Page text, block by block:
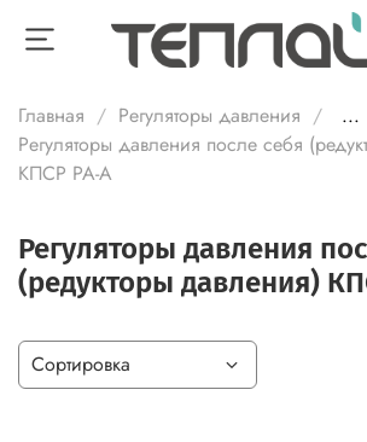
Главная Регуляторы давления
...
Регуляторы давления после себя
КПСР РА-А
Регуляторы давления
(редукторы давления)